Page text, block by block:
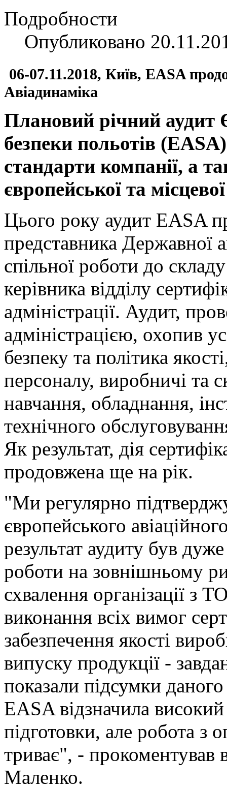
Подробности
Опубликовано
06-07.11.2018, Київ, EASA
Авіадинаміка
Плановий річний аудит
безпеки польотів
стандарти компанії, а
європейської та
Цього року аудит EASA
представника Державної
спільної роботи до
керівника відділу
адміністрації. Аудит,
адміністрацією, охопив
безпеку та політика
персоналу, виробничі та
навчання, обладнання,
технічного
Як результат, дія
продовжена ще на рік.
"Ми регулярно
європейського
результат аудиту був
роботи на зовнішньому
схвалення організації з
виконання всіх вимог
забезпечення якості
випуску продукції -
показали підсумки
EASA відзначила
підготовки, але робота з
триває", - прокоментував
Маленко.